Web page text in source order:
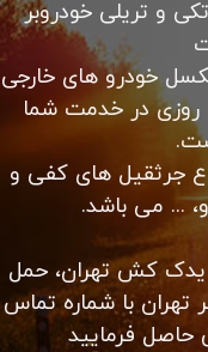
و تریلی خودروبر
خودرو های خارجی
روزی در خدمت شما
جرثقیل های کفی و
... می باشد.
یدک کش تهران، حمل
تهران با شماره تماس
حاصل فرمایید